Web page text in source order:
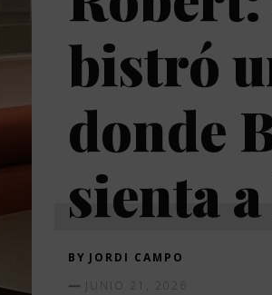
bistró
donde
sienta
BY JORDI CAMPO
JUNIO 21, 2026